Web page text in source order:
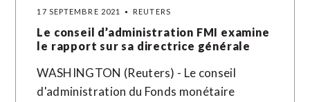
17 SEPTEMBRE 2021 REUTERS
Le conseil d’administration FMI examine
le rapport sur sa directrice générale
WASHINGTON (Reuters) - Le conseil
d'administration du Fonds monétaire